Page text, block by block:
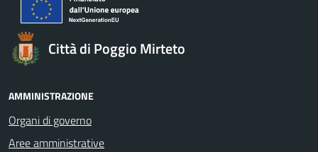
Città di Poggio Mirteto
AMMINISTRAZIONE
Organi di governo
Aree amministrative